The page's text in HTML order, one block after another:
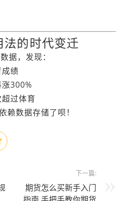
法的时代变迁
据，发现：
绩
300%
过体育
赖数据存储了呗！
下一篇:
期货怎么买新手入门